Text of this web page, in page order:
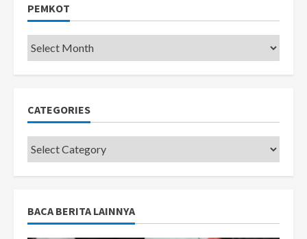
PEMKOT
Pemkot
CATEGORIES
Categories
BACA BERITA LAINNYA